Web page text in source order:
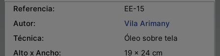
Referencia:
EE-15
Autor:
Vila Arimany
Técnica:
Óleo sobre tela
Alto x Ancho:
19 x 24 cm